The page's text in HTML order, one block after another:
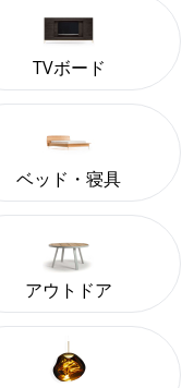
TVボード
ベッド・寝具
アウトドア